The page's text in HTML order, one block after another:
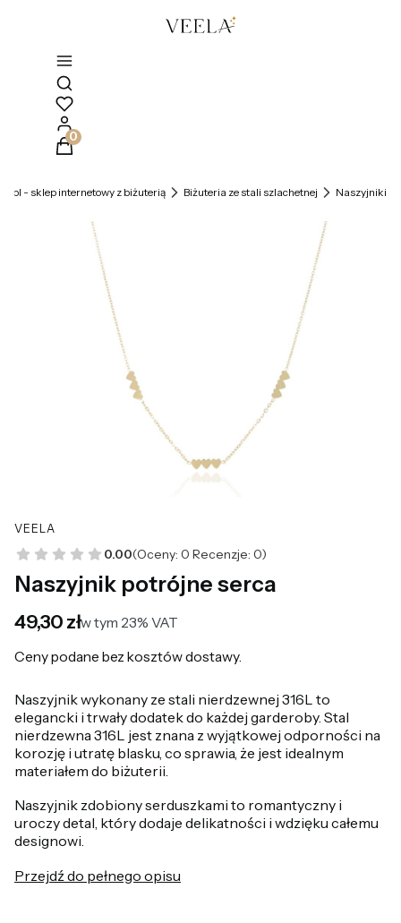
Otwórz wyszukiwarkę
Produkty w koszyku: 0. Zobacz szczegóły
- sklep internetowy z biżuterią Biżuteria ze stali szlachetnej Naszyjniki
VEELA
0.00(Oceny: 0 Recenzje: 0)
Naszyjnik potrójne serca
Cena
49,30 złw tym 23% VAT
w tym 23% VAT
Ceny podane bez kosztów dostawy.
Naszyjnik wykonany ze stali nierdzewnej 316L to
elegancki i trwały dodatek do każdej garderoby. Stal
nierdzewna 316L jest znana z wyjątkowej odporności na
korozję i utratę blasku, co sprawia, że jest idealnym
materiałem do biżuterii.
Naszyjnik zdobiony serduszkami to romantyczny i
uroczy detal, który dodaje delikatności i wdzięku całemu
designowi.
Przejdź do pełnego opisu